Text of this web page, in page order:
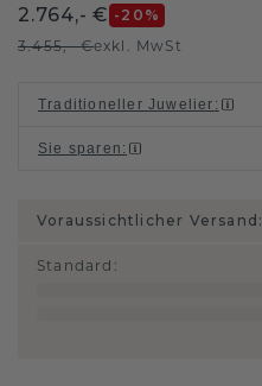
2.764,- € -20 %
3.455,- €exkl. MwSt
Traditioneller Juwelier :
Sie sparen :
Voraussichtlicher Versand:
Standard :